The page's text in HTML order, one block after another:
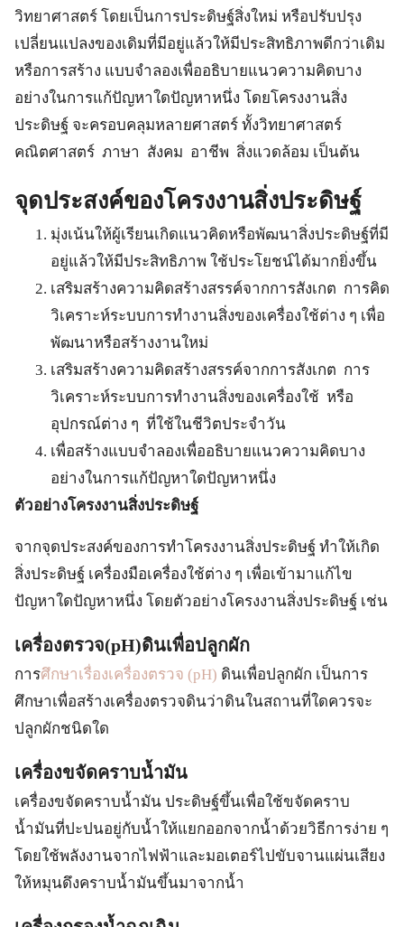
วิทยาศาสตร์ โดยเป็นการประดิษฐ์สิ่งใหม่ หรือปรับปรุง
เปลี่ยนแปลงของเดิมที่มีอยู่แล้วให้มีประสิทธิภาพดีกว่าเดิม
หรือการสร้าง แบบจำลองเพื่ออธิบายแนวความคิดบาง
อย่างในการแก้ปัญหาใดปัญหาหนึ่ง โดยโครงงานสิ่ง
ประดิษฐ์ จะครอบคลุมหลายศาสตร์ ทั้งวิทยาศาสตร์
คณิตศาสตร์ ภาษา สังคม อาชีพ สิ่งแวดล้อม เป็นต้น
จุดประสงค์ของโครงงานสิ่งประดิษฐ์
มุ่งเน้นให้ผู้เรียนเกิดแนวคิดหรือพัฒนาสิ่งประดิษฐ์ที่มี
อยู่แล้วให้มีประสิทธิภาพ ใช้ประโยชน์ได้มากยิ่งขึ้น
เสริมสร้างความคิดสร้างสรรค์จากการสังเกต การคิด
วิเคราะห์ระบบการทำงานสิ่งของเครื่องใช้ต่าง ๆ เพื่อ
พัฒนาหรือสร้างงานใหม่
เสริมสร้างความคิดสร้างสรรค์จากการสังเกต การ
วิเคราะห์ระบบการทำงานสิ่งของเครื่องใช้ หรือ
อุปกรณ์ต่าง ๆ ที่ใช้ในชีวิตประจำวัน
เพื่อสร้างแบบจำลองเพื่ออธิบายแนวความคิดบาง
อย่างในการแก้ปัญหาใดปัญหาหนึ่ง
ตัวอย่างโครงงานสิ่งประดิษฐ์
จากจุดประสงค์ของการทำโครงงานสิ่งประดิษฐ์ ทำให้เกิด
สิ่งประดิษฐ์ เครื่องมือเครื่องใช้ต่าง ๆ เพื่อเข้ามาแก้ไข
ปัญหาใดปัญหาหนึ่ง โดยตัวอย่างโครงงานสิ่งประดิษฐ์ เช่น
เครื่องตรวจ(pH)ดินเพื่อปลูกผัก
การศึกษาเรื่องเครื่องตรวจ (pH) ดินเพื่อปลูกผัก เป็นการ
ศึกษาเพื่อสร้างเครื่องตรวจดินว่าดินในสถานที่ใดควรจะ
ปลูกผักชนิดใด
เครื่องขจัดคราบน้ำมัน
เครื่องขจัดคราบน้ำมัน ประดิษฐ์ขึ้นเพื่อใช้ขจัดคราบ
น้ำมันที่ปะปนอยู่กับน้ำให้แยกออกจากน้ำด้วยวิธีการง่าย ๆ
โดยใช้พลังงานจากไฟฟ้าและมอเตอร์ไปขับจานแผ่นเสียง
ให้หมุนดึงคราบน้ำมันขึ้นมาจากน้ำ